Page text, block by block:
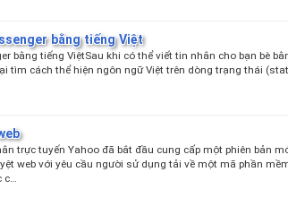
bằng tiếng Việt
bằng tiếng ViệtSau khi có thể viết tin nhắn cho bạn bè
tìm cách thể hiện ngôn ngữ Việt trên dòng trạng thái
trực tuyến Yahoo đã bắt đầu cung cấp một phiên bản
web với yêu cầu người sử dụng tải về một mã phần